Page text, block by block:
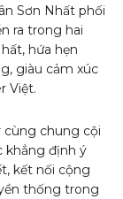
Sơn Nhất phối
ra trong hai
hứa hẹn
giàu cảm xúc
Việt.
cùng chung cội
khẳng định ý
kết nối cộng
thống trong